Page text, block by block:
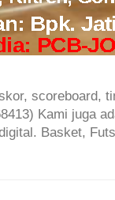
scoreboard,
Kami juga
Basket,